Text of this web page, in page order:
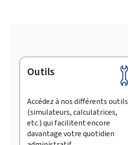
Pied
page
Outils
Accédez à nos différents outils
(simulateurs, calculatrices,
etc.) qui facilitent encore
davantage votre quotidien